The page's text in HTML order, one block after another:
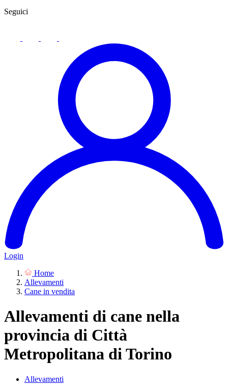
Seguici
Login
Home
Allevamenti
Cane in vendita
Allevamenti di cane nella
provincia di Città
Metropolitana di Torino
Allevamenti